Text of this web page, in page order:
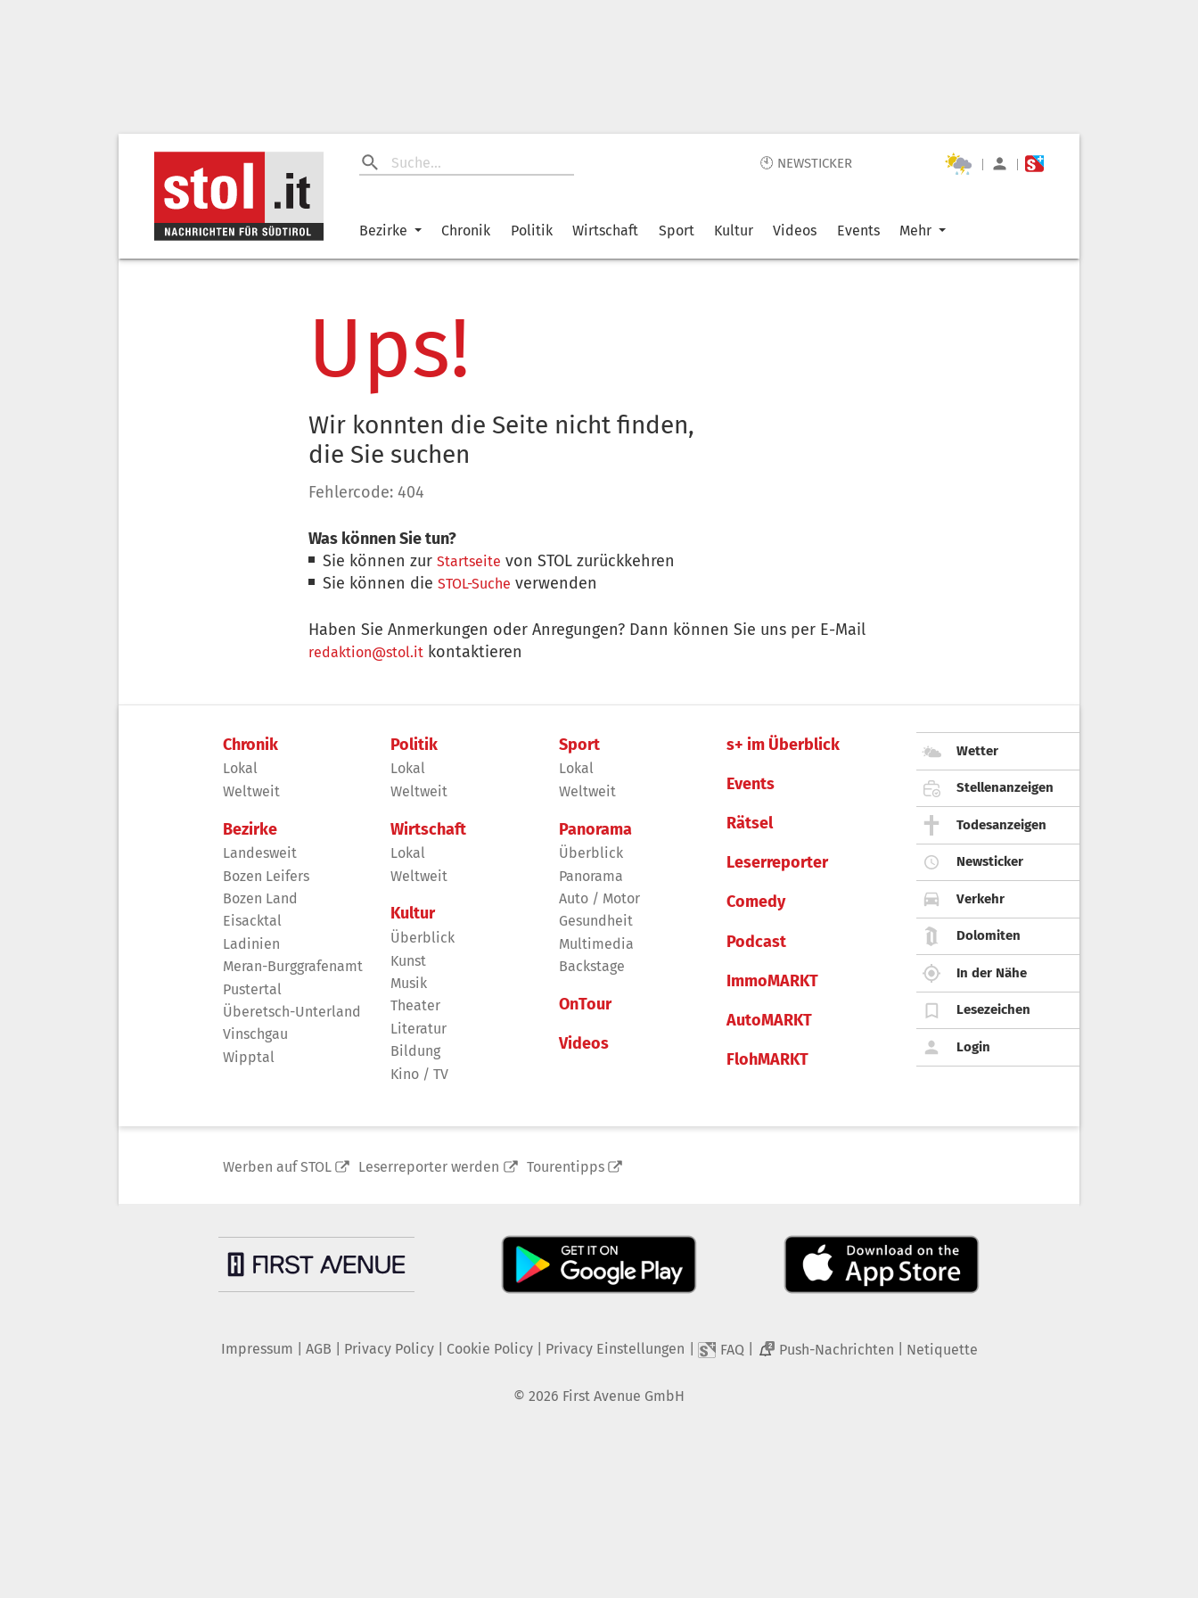
🕙 NEWSTICKER | |
Bezirke Chronik Politik Wirtschaft Sport Kultur Videos Events Mehr
Ups!
Wir konnten die Seite nicht finden,
die Sie suchen
Fehlercode: 404
Was können Sie tun?
Sie können zurStartseite von STOL zurückkehren
Sie können dieSTOL-Suche verwenden
Haben Sie Anmerkungen oder Anregungen? Dann können Sie uns per E-Mail
redaktion@stol.it kontaktieren
Chronik
Lokal
Weltweit
Bezirke
Landesweit
Bozen Leifers
Bozen Land
Eisacktal
Ladinien
Meran-Burggrafenamt
Pustertal
Überetsch-Unterland
Vinschgau
Wipptal
Politik
Lokal
Weltweit
Wirtschaft
Lokal
Weltweit
Kultur
Überblick
Kunst
Musik
Theater
Literatur
Bildung
Kino / TV
Sport
Lokal
Weltweit
Panorama
Überblick
Panorama
Auto / Motor
Gesundheit
Multimedia
Backstage
OnTour
Videos
s+ im Überblick
Events
Rätsel
Leserreporter
Comedy
Podcast
ImmoMARKT
AutoMARKT
FlohMARKT
Wetter
Stellenanzeigen
Todesanzeigen
Newsticker
Verkehr
Dolomiten
In der Nähe
Lesezeichen
Login
Werben auf STOL Leserreporter werden Tourentipps
Impressum AGB Privacy Policy| Cookie Policy| Privacy Einstellungen FAQ 2 Push-Nachrichten Netiquette
© 2026 First Avenue GmbH